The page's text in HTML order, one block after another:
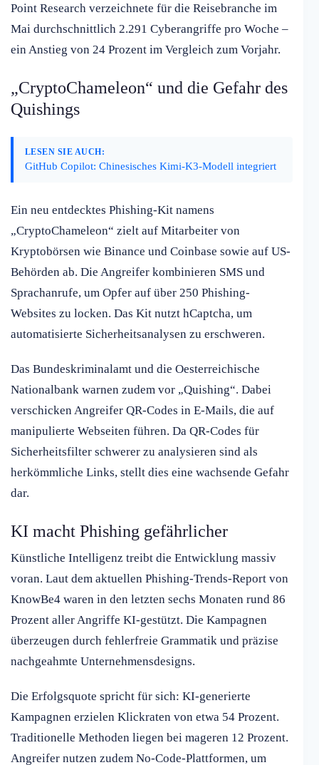
Point Research verzeichnete für die Reisebranche im
Mai durchschnittlich 2.291 Cyberangriffe pro Woche –
ein Anstieg von 24 Prozent im Vergleich zum Vorjahr.
„CryptoChameleon“ und die Gefahr des
Quishings
LESEN SIE AUCH:
GitHub Copilot: Chinesisches Kimi-K3-Modell integriert
Ein neu entdecktes Phishing-Kit namens
„CryptoChameleon“ zielt auf Mitarbeiter von
Kryptobörsen wie Binance und Coinbase sowie auf US-
Behörden ab. Die Angreifer kombinieren SMS und
Sprachanrufe, um Opfer auf über 250 Phishing-
Websites zu locken. Das Kit nutzt hCaptcha, um
automatisierte Sicherheitsanalysen zu erschweren.
Das Bundeskriminalamt und die Oesterreichische
Nationalbank warnen zudem vor „Quishing“. Dabei
verschicken Angreifer QR-Codes in E-Mails, die auf
manipulierte Webseiten führen. Da QR-Codes für
Sicherheitsfilter schwerer zu analysieren sind als
herkömmliche Links, stellt dies eine wachsende Gefahr
dar.
KI macht Phishing gefährlicher
Künstliche Intelligenz treibt die Entwicklung massiv
voran. Laut dem aktuellen Phishing-Trends-Report von
KnowBe4 waren in den letzten sechs Monaten rund 86
Prozent aller Angriffe KI-gestützt. Die Kampagnen
überzeugen durch fehlerfreie Grammatik und präzise
nachgeahmte Unternehmensdesigns.
Die Erfolgsquote spricht für sich: KI-generierte
Kampagnen erzielen Klickraten von etwa 54 Prozent.
Traditionelle Methoden liegen bei mageren 12 Prozent.
Angreifer nutzen zudem No-Code-Plattformen, um